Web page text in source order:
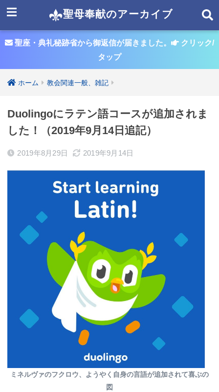
聖母奉献のアーカイブ
聖座・典礼秘跡省から御返信が届きました。
クリック/
タップ
ホーム 教会関連一般、雑記
Duolingoにラテン語コースが追加されま
した！（2019年9月14日追記）
2019年8月29日 2019年9月14日
ミネルヴァのフクロウ、ようやく自身の言語が追加されて喜ぶの
図